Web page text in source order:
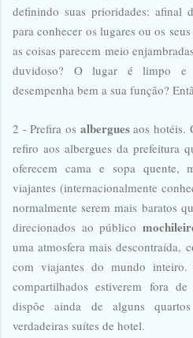
definindo suas prioridades: afinal
para conhecer os lugares ou os seus
as coisas parecem meio
duvidoso? O lugar é limpo
desempenha bem a sua função?
2 - Prefira os alberguesaos hotéis.
refiro aos albergues da prefeitura
oferecem cama e sopa quente,
viajantes (internacionalmente
normalmente serem mais baratos
direcionados ao público
uma atmosfera mais descontraída,
com viajantes do mundo
compartilhados estiverem fora
dispõe ainda de alguns
verdadeiras suítes de hotel.